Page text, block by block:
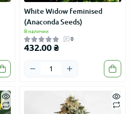
White Widow feminised
(Anaconda Seeds)
В наличии
0
432.00 ₴